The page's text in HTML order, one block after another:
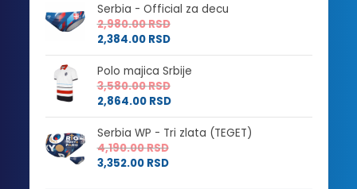
Serbia - Official za decu
2,980.00RSD
2,384.00 RSD
Polo majica Srbije
3,580.00RSD
2,864.00 RSD
Serbia WP - Tri zlata (TEGET)
4,190.00RSD
3,352.00 RSD